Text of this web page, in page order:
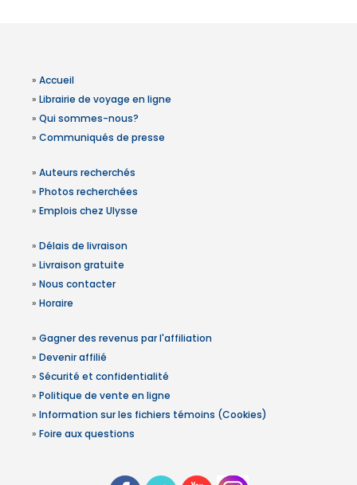
» Accueil
» Librairie de voyage en ligne
» Qui sommes-nous?
» Communiqués de presse
» Auteurs recherchés
» Photos recherchées
» Emplois chez Ulysse
» Délais de livraison
» Livraison gratuite
» Nous contacter
» Horaire
» Gagner des revenus par l'affiliation
» Devenir affilié
» Sécurité et confidentialité
» Politique de vente en ligne
» Information sur les fichiers témoins (Cookies)
» Foire aux questions